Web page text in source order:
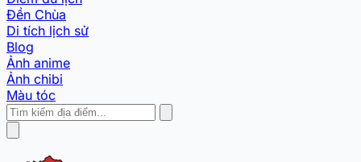
Đền Chùa
Di tích lịch sử
Blog
Ảnh anime
Ảnh chibi
Màu tóc